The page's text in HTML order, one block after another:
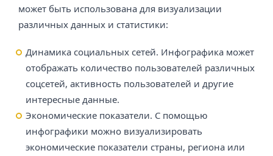
может быть использована для визуализации
различных данных и статистики:
Динамика социальных сетей. Инфографика может
отображать количество пользователей различных
соцсетей, активность пользователей и другие
интересные данные.
Экономические показатели. С помощью
инфографики можно визуализировать
экономические показатели страны, региона или